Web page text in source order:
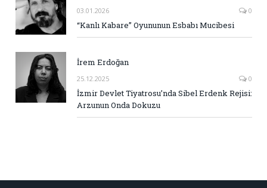
03.01.2026 0
“Kanlı Kabare” Oyununun Esbabı Mucibesi
İrem Erdoğan
25.12.2025 0
İzmir Devlet Tiyatrosu’nda Sibel Erdenk Rejisi:
Arzunun Onda Dokuzu